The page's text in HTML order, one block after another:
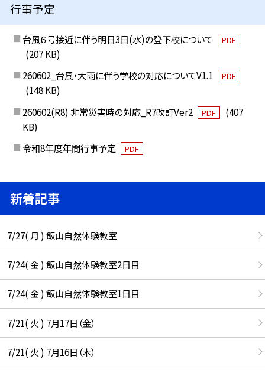
行事予定
台風６号接近に伴う明日3日(水)の登下校について PDF
(207 KB)
260602_台風・大雨に伴う学校の対応についてV1.1
PDF
(148 KB)
260602(R8) 非常災害時の対応_R7改訂Ver2
PDF
(407
KB)
令和8年度年間行事予定
PDF
新着記事
7/27( 月 ) 飯山自然体験教室
7/24( 金 ) 飯山自然体験教室2日目
7/24( 金 ) 飯山自然体験教室1日目
7/21( 火 ) 7月17日（金）
7/21( 火 ) 7月16日（木）